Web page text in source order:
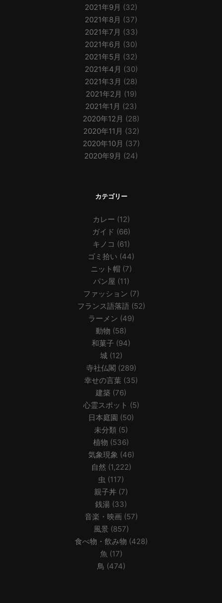
2021年9月 (32)
2021年8月 (37)
2021年7月 (33)
2021年6月 (30)
2021年5月 (32)
2021年4月 (30)
2021年3月 (28)
2021年2月 (19)
2021年1月 (23)
2020年12月 (28)
2020年11月 (32)
2020年10月 (37)
2020年9月 (24)
カテゴリー
カレー (12)
ガイド (66)
キノコ (61)
ゴミ拾い (44)
ニット帽 (7)
パン屋 (11)
ファッション (7)
フランス語落語 (52)
ラーメン (49)
動物 (58)
和菓子 (94)
城(12)
寺社仏閣 (289)
幸せの言葉 (35)
建築 (76)
心霊スポット (5)
日本庭園 (50)
未分類 (5)
植物 (536)
気象現象 (46)
自然 (1,222)
虫 (117)
親子丼 (7)
銭湯 (33)
音楽・映画 (57)
風景(857)
食べ物・飲み物 (428)
魚 (17)
鳥 (474)